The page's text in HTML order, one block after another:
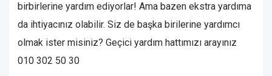
birbirlerine yardım ediyorlar! Ama bazen ekstra yardıma
da ihtiyacınız olabilir. Siz de başka birilerine yardımcı
olmak ister misiniz? Geçici yardım hattımızı arayınız
010 302 50 30